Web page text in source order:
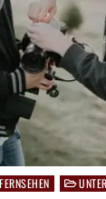
FERNSEHEN